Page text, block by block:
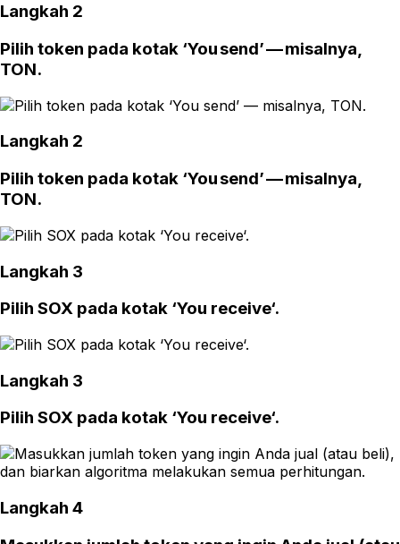
Langkah 2
Pilih token pada kotak ‘You send’ — misalnya,
TON.
Langkah 2
Pilih token pada kotak ‘You send’ — misalnya,
TON.
Langkah 3
Pilih SOX pada kotak ‘You receive‘.
Langkah 3
Pilih SOX pada kotak ‘You receive‘.
Langkah 4